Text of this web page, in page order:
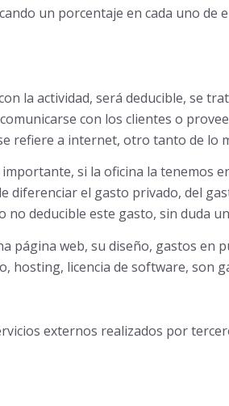
un porcentaje en cada uno de
la actividad, será deducible, se
con los clientes o
refiere a internet, otro tanto de lo
si la oficina la tenemos
diferenciar el gasto privado, del
deducible este gasto, sin duda
página web, su diseño, gastos en
hosting, licencia de software, son
externos realizados por